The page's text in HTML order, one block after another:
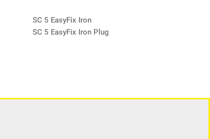
SC 5 EasyFix Iron
SC 5 EasyFix Iron Plug